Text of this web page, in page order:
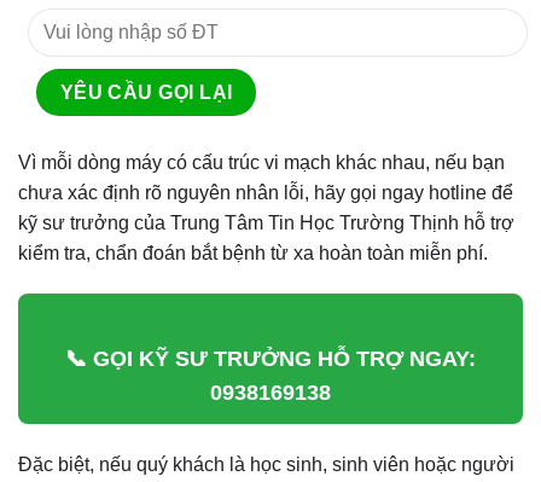
Vì mỗi dòng máy có cấu trúc vi mạch khác nhau, nếu bạn
chưa xác định rõ nguyên nhân lỗi, hãy gọi ngay hotline để
kỹ sư trưởng của Trung Tâm Tin Học Trường Thịnh hỗ trợ
kiểm tra, chẩn đoán bắt bệnh từ xa hoàn toàn miễn phí.
📞 GỌI KỸ SƯ TRƯỞNG HỖ TRỢ NGAY:
0938169138
Đặc biệt, nếu quý khách là học sinh, sinh viên hoặc người